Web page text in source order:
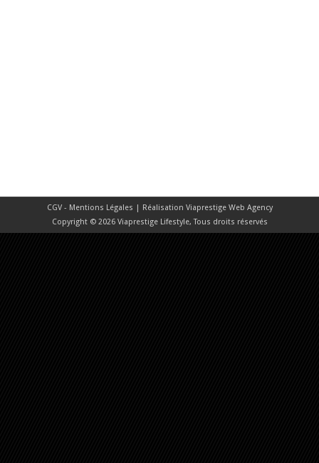
CGV - Mentions Légales | Réalisation Viaprestige Web Agency
Copyright © 2026 Viaprestige Lifestyle, Tous droits réservés